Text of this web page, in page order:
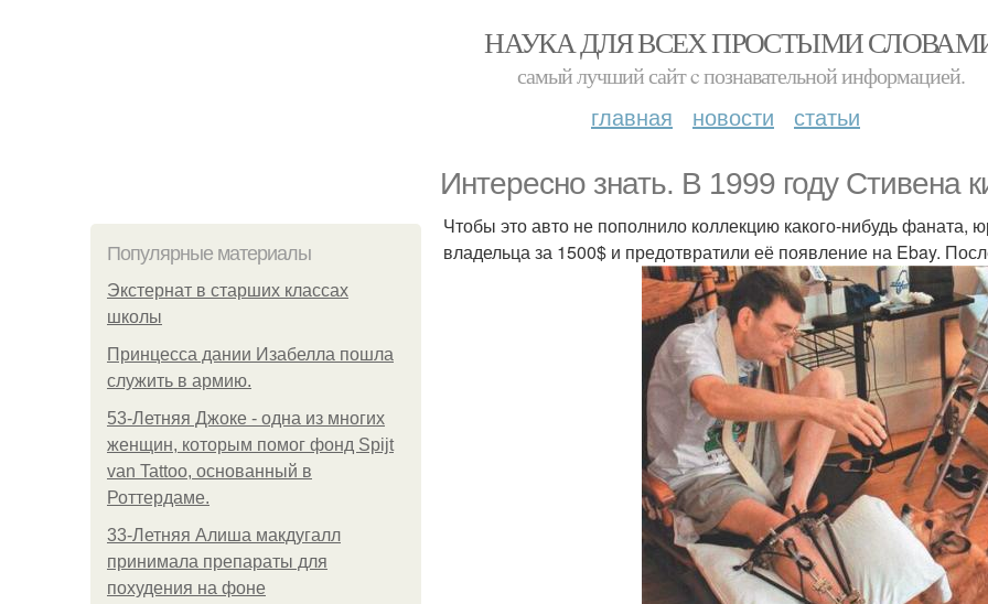
НАУКА ДЛЯ ВСЕХ ПРОСТЫМИ
самый лучший сайт c познавательной информацией.
главная новости статьи
Интересно знать. В 1999 году Стивена
Популярные материалы
Экстернат в старших классах
школы
Принцесса дании Изабелла пошла
служить в армию.
53-Летняя Джоке - одна из многих
женщин, которым помог фонд Spijt
van Tattoo, основанный в
Роттердаме.
33-Летняя Алиша макдугалл
принимала препараты для
похудения на фоне
Чтобы это авто не пополнило коллекцию какого-нибудь фаната,
владельца за 1500$ и предотвратили её появление на Ebay.